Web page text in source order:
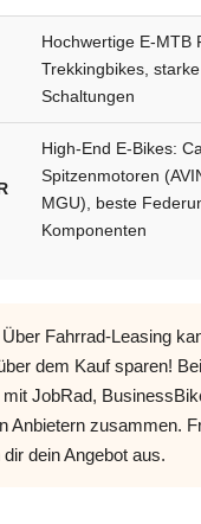
Hochwertige E-MTB
Trekkingbikes,
Schaltungen
High-End E-Bikes:
Spitzenmotoren
MGU), beste
Komponenten
Über Fahrrad-Leasing
dem Kauf sparen!
mit JobRad,
Anbietern zusammen.
dein Angebot aus.